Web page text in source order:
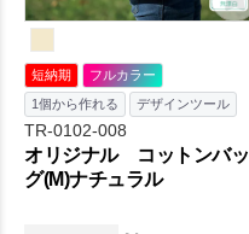
ただいております。
短納期
フルカラー
1個から作れる
デザインツール
TR-0102-008
オリジナル コットンバッ
グ(M)ナチュラル